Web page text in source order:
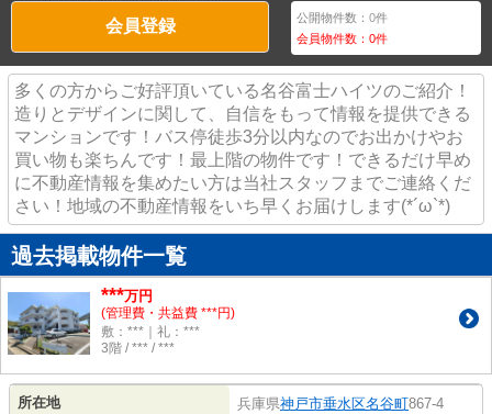
会員登録 公開物件数：0件
会員物件数：0件
多くの方からご好評頂いている名谷富士ハイツのご紹介！
造りとデザインに関して、自信をもって情報を提供できる
マンションです！バス停徒歩3分以内なのでお出かけやお
買い物も楽ちんです！最上階の物件です！できるだけ早め
に不動産情報を集めたい方は当社スタッフまでご連絡くだ
さい！地域の不動産情報をいち早くお届けします(*´ω`*)
過去掲載物件一覧
***万円
(管理費・共益費 ***円)
敷：***｜礼：***
3階 / *** / ***
所在地 兵庫県神戸市垂水区名谷町867-4